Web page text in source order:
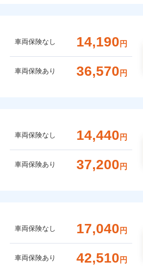
車両保険なし 14,190 円
車両保険あり 36,570 円
車両保険なし 14,440 円
車両保険あり 37,200 円
車両保険なし 17,040 円
車両保険あり 42,510 円